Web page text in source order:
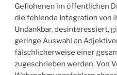
Geflohenen im öffentlichen
die fehlende Integration von
Undankbar, desinteressiert,
geringe Auswahl an
fälschlicherweise einer
zugeschrieben werden. Von